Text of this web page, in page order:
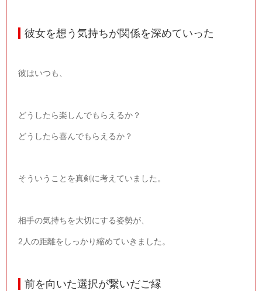
彼女を想う気持ちが関係を深めていった
彼はいつも、
どうしたら楽しんでもらえるか？
どうしたら喜んでもらえるか？
そういうことを真剣に考えていました。
相手の気持ちを大切にする姿勢が、
2人の距離をしっかり縮めていきました。
前を向いた選択が繋いだご縁